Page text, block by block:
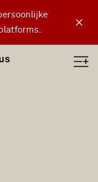
×